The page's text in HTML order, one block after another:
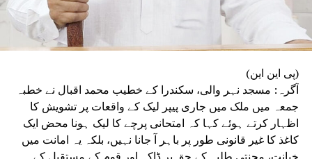
(پی این این)
آگرہ: مسجد نہر والی، سکندرا کے خطیب محمد اقبال نے خطبہ
جمعہ میں ملک میں جاری پیپر لیک کے واقعات پر تشویش کا
اظہار کرتے ہوئے کہا کہ امتحانی پرچے کا لیک ہونا محض ایک
کاغذ کا غیر قانونی طور پر باہر آ جانا نہیں، بلکہ یہ امانت میں